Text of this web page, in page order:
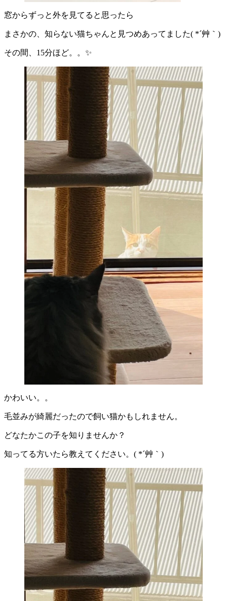
窓からずっと外を見てると思ったら
まさかの、知らない猫ちゃんと見つめあってました( *´艸｀)
その間、15分ほど。。✨
かわいい。。
毛並みが綺麗だったので飼い猫かもしれません。
どなたかこの子を知りませんか？
知ってる方いたら教えてください。( *´艸｀)